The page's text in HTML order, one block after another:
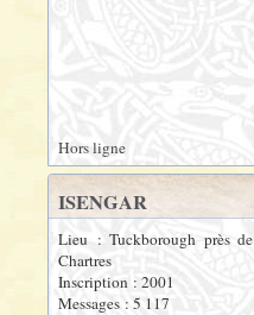
Hors ligne
ISENGAR
Lieu : Tuckborough près de
Chartres
Inscription : 2001
Messages : 5 117